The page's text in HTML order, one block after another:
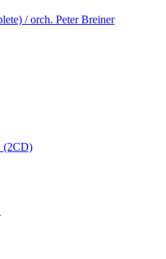
/ orch. Peter Breiner
(2CD)